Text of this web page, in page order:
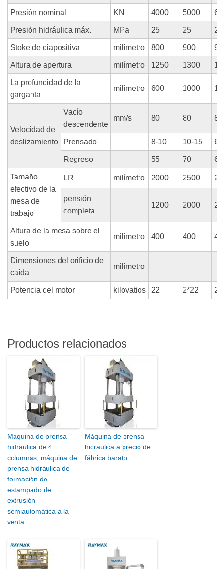
Presión nominal KN 4000 5000
Presión hidráulica máx. MPa 25 25
Stoke de diapositiva milímetro 800 900
Altura de apertura milímetro 1250 1300
La profundidad de la
garganta
milímetro 600 1000
Velocidad de
deslizamiento
Vacío
descendente
mm/s 80 80
Prensado 8-10 10-15
Regreso 55 70
Tamaño
efectivo de la
mesa de
trabajo
LR milímetro 2000 2500
pensión
completa
1200 2000
Altura de la mesa sobre el
suelo
milímetro 400 400
Dimensiones del orificio de
caída
milímetro
Potencia del motor kilovatios 22 2*22
Productos relacionados
Máquina de prensa
hidráulica de 4
columnas, máquina de
prensa hidráulica de
formación de
estampado de
extrusión
semiautomática a la
venta
Máquina de prensa
hidráulica a precio de
fábrica barato